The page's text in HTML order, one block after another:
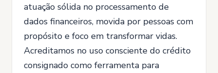
atuação sólida no processamento de
dados financeiros, movida por pessoas com
propósito e foco em transformar vidas.
Acreditamos no uso consciente do crédito
consignado como ferramenta para